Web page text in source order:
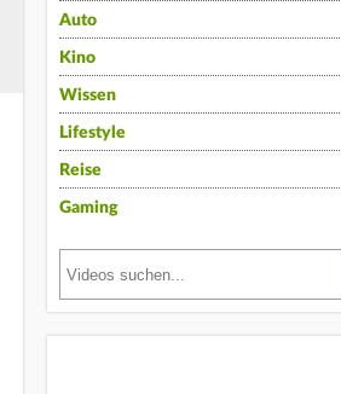
Auto
Kino
Wissen
Lifestyle
Reise
Gaming